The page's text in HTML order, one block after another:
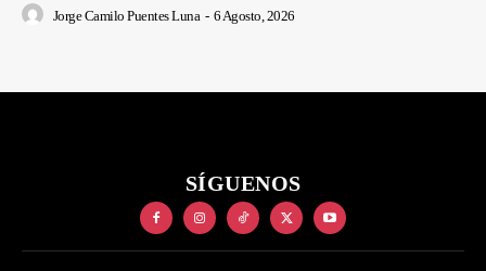
Jorge Camilo Puentes Luna - 6 Agosto, 2026
SÍGUENOS